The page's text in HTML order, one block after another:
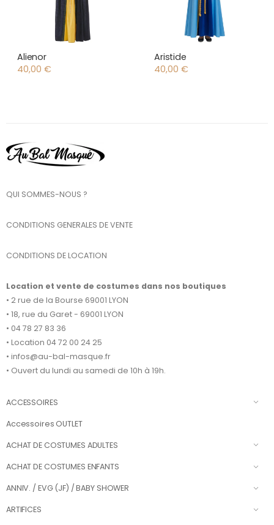
Alienor
40,00 €
Aristide
40,00 €
QUI SOMMES-NOUS ?
CONDITIONS GENERALES DE VENTE
CONDITIONS DE LOCATION
Location et vente de costumes dans nos boutiques
• 2 rue de la Bourse 69001 LYON
• 18, rue du Garet - 69001 LYON
• 04 78 27 83 36
• Location 04 72 00 24 25
• infos@au-bal-masque.fr
• Ouvert du lundi au samedi de 10h à 19h.
ACCESSOIRES
Accessoires OUTLET
ACHAT DE COSTUMES ADULTES
ACHAT DE COSTUMES ENFANTS
ANNIV. / EVG (JF) / BABY SHOWER
ARTIFICES